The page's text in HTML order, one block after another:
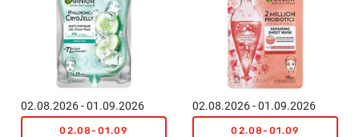
02.08.2026 - 01.09.2026
02.08-01.09
02.08.2026 - 01.09.2026
02.08-01.09